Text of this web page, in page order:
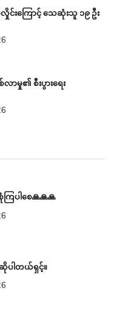
င်းကြောင့် သေဆုံးသူ ၁၉ ဦး
ာမှု၏ စီးပွားရေး
ြပါစေ🙏🙏🙏
ဆိုပါတယ်ရှင့်။